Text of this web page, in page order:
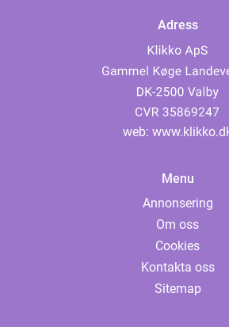
Adress
web:
Menu
Annonsering
Om oss
Cookies
Kontakta oss
Sitemap